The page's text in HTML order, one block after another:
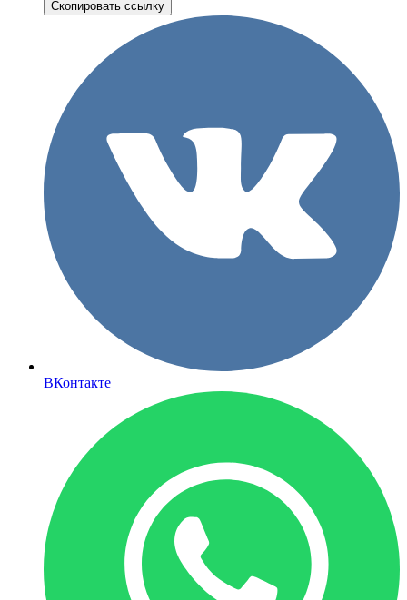
Скопировать ссылку
ВКонтакте